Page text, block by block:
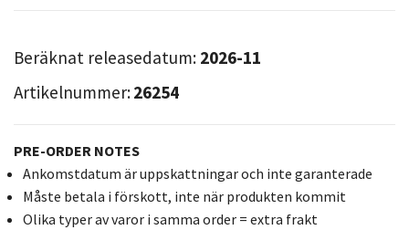
Beräknat releasedatum: 2026-11
Artikelnummer:26254
PRE-ORDER NOTES
Ankomstdatum är uppskattningar och inte garanterade
Måste betala i förskott, inte när produkten kommit
Olika typer av varor i samma order = extra frakt